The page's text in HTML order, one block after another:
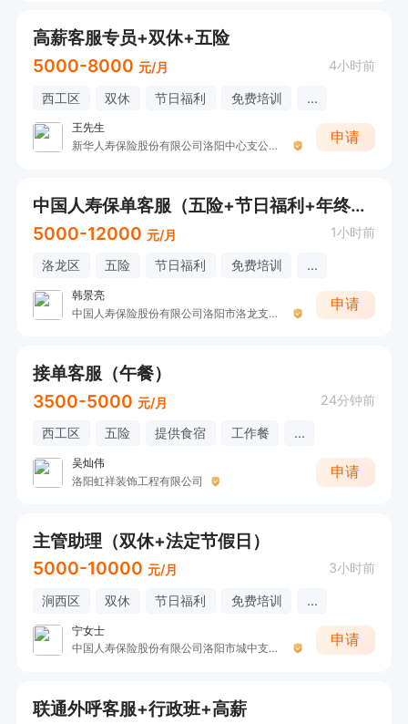
高薪客服专员+双休+五险
5000-8000 元/月 4小时前
西工区 双休 节日福利 免费培训 ...
王先生
新华人寿保险股份有限公司洛阳中心支公司西工营销服务部
申请
中国人寿保单客服（五险+节日福利+年终奖+其他补助）
5000-12000 元/月 1小时前
洛龙区 五险 节日福利 免费培训 ...
韩景亮
中国人寿保险股份有限公司洛阳市洛龙支公司收展五部
申请
接单客服（午餐）
3500-5000 元/月 24分钟前
西工区 五险 提供食宿 工作餐 ...
吴灿伟
洛阳虹祥装饰工程有限公司
申请
主管助理（双休+法定节假日）
5000-10000 元/月 3小时前
涧西区 双休 节日福利 免费培训 ...
宁女士
中国人寿保险股份有限公司洛阳市城中支公司宁女士
申请
联通外呼客服+行政班+高薪